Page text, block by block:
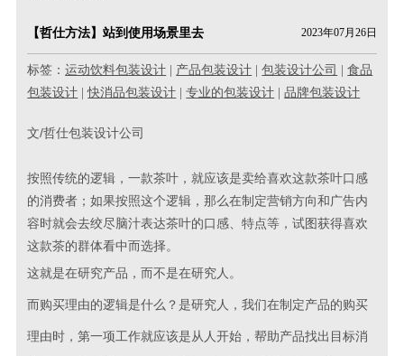
【哲仕方法】站到使用场景里去 2023年07月26日
标签：运动饮料包装设计 产品包装设计 |包装设计公司 |食品
包装设计 |快消品包装设计 |专业的包装设计 |品牌包装设计
文/哲仕包装设计公司
按照传统的逻辑，一款茶叶，就应该是卖给喜欢这款茶叶口感
的消费者；如果按照这个逻辑，那么在制定营销方向和广告内
容时就会去绞尽脑汁表达茶叶的口感、特点等，试图获得喜欢
这款茶的群体看中而选择。
这就是在研究产品，而不是在研究人。
而购买理由的逻辑是什么？是研究人，我们在制定产品的购买
理由时，第一项工作就应该是从人开始，帮助产品找出目标消